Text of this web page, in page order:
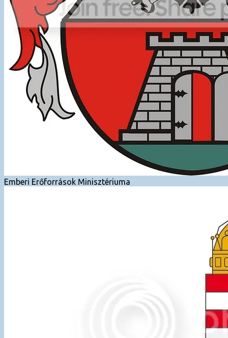
Emberi Erőforrások Minisztériuma